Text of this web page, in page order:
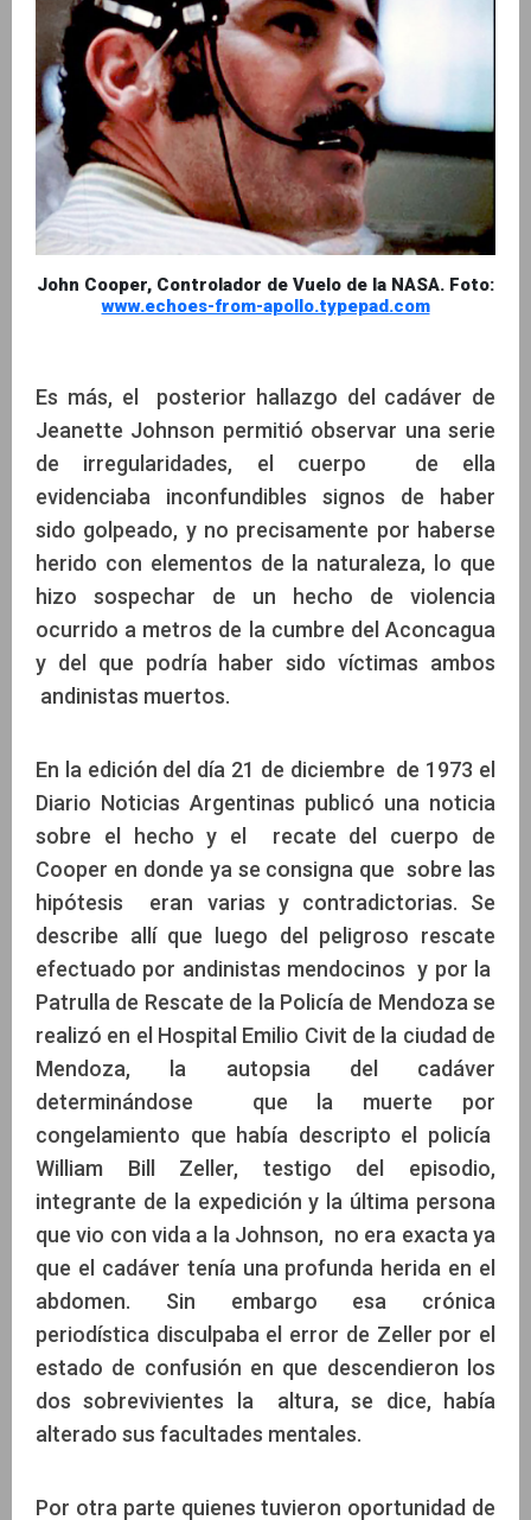
John Cooper, Controlador de Vuelo de la NASA. Foto:
www.echoes-from-apollo.typepad.com
Es más, el posterior hallazgo del cadáver de
Jeanette Johnson permitió observar una serie
de irregularidades, el cuerpo de ella
evidenciaba inconfundibles signos de haber
sido golpeado, y no precisamente por haberse
herido con elementos de la naturaleza, lo que
hizo sospechar de un hecho de violencia
ocurrido a metros de la cumbre del Aconcagua
y del que podría haber sido víctimas ambos
andinistas muertos.
En la edición del día 21 de diciembre de 1973 el
Diario Noticias Argentinas publicó una noticia
sobre el hecho y el recate del cuerpo de
Cooper en donde ya se consigna que sobre las
hipótesis eran varias y contradictorias. Se
describe allí que luego del peligroso rescate
efectuado por andinistas mendocinos y por la
Patrulla de Rescate de la Policía de Mendoza se
realizó en el Hospital Emilio Civit de la ciudad de
Mendoza, la autopsia del cadáver
determinándose que la muerte por
congelamiento que había descripto el policía
William Bill Zeller, testigo del episodio,
integrante de la expedición y la última persona
que vio con vida a la Johnson, no era exacta ya
que el cadáver tenía una profunda herida en el
abdomen. Sin embargo esa crónica
periodística disculpaba el error de Zeller por el
estado de confusión en que descendieron los
dos sobrevivientes la altura, se dice, había
alterado sus facultades mentales.
Por otra parte quienes tuvieron oportunidad de